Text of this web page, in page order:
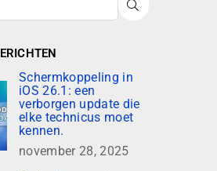
Schermkoppeling in
iOS 26.1: een
verborgen update die
elke technicus moet
kennen.
november 28, 2025